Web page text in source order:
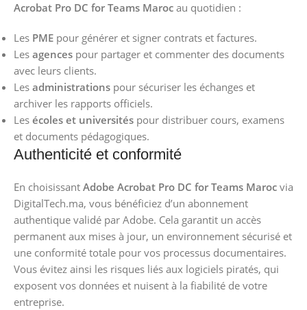
Acrobat Pro DC for Teams Maroc au quotidien :
Les PME pour générer et signer contrats et factures.
Les agences pour partager et commenter des documents
avec leurs clients.
Les administrations pour sécuriser les échanges et
archiver les rapports officiels.
Les écoles et universités pour distribuer cours, examens
et documents pédagogiques.
Authenticité et conformité
En choisissant Adobe Acrobat Pro DC for Teams Maroc via
DigitalTech.ma, vous bénéficiez d’un abonnement
authentique validé par Adobe. Cela garantit un accès
permanent aux mises à jour, un environnement sécurisé et
une conformité totale pour vos processus documentaires.
Vous évitez ainsi les risques liés aux logiciels piratés, qui
exposent vos données et nuisent à la fiabilité de votre
entreprise.